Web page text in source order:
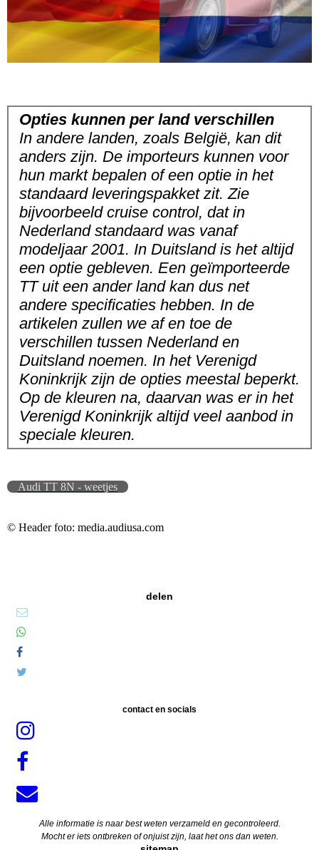
Opties kunnen per land verschillen
In andere landen, zoals België, kan dit
anders zijn. De importeurs kunnen voor
hun markt bepalen of een optie in het
standaard leveringspakket zit. Zie
bijvoorbeeld cruise control, dat in
Nederland standaard was vanaf
modeljaar 2001. In Duitsland is het altijd
een optie gebleven. Een geïmporteerde
TT uit een ander land kan dus net
andere specificaties hebben. In de
artikelen zullen we af en toe de
verschillen tussen Nederland en
Duitsland noemen. In het Verenigd
Koninkrijk zijn de opties meestal beperkt.
Op de kleuren na, daarvan was er in het
Verenigd Koninkrijk altijd veel aanbod in
speciale kleuren.
Audi TT 8N - weetjes
© Header foto: media.audiusa.com
delen
contact en socials
Alle informatie is naar best weten verzameld en gecontroleerd.
Mocht er iets ontbreken of onjuist zijn, laat het ons dan weten.